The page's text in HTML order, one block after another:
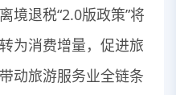
境退税“2.0版政策”将
为消费增量，促进旅
动旅游服务业全链条